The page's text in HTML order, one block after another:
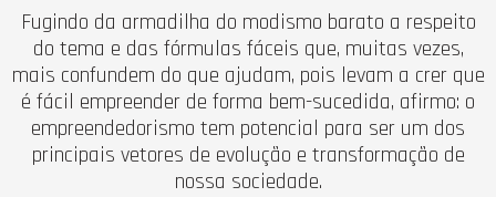
Fugindo da armadilha do modismo barato a respeito
do tema e das fórmulas fáceis que, muitas vezes,
mais confundem do que ajudam, pois levam a crer que
é fácil empreender de forma bem-sucedida, afirmo: o
empreendedorismo tem potencial para ser um dos
principais vetores de evolução e transformação de
nossa sociedade.